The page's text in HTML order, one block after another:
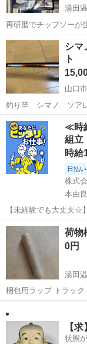
湯田
再研磨でチップソーが
プソー研磨機 FK-002
インダーをセットに
低速回転6000rpm...
山口 山口市
シ
ト
山口市
釣り竿 シマノ ソアレS706ULS リール シ
c2000s 多少使用
山口 山口市 そ
≪時
組立
時給
日払い
株式
本由
【未経験でも大丈夫☆
残業20H以上！！ くるま内装・天井部品の組付け・プレス・バリ取り
【業務内容詳細】 自
けなどを作る機械のプ
山口 山口市 本
荷物
0円
湯田
梱包用ラッ
【
状態